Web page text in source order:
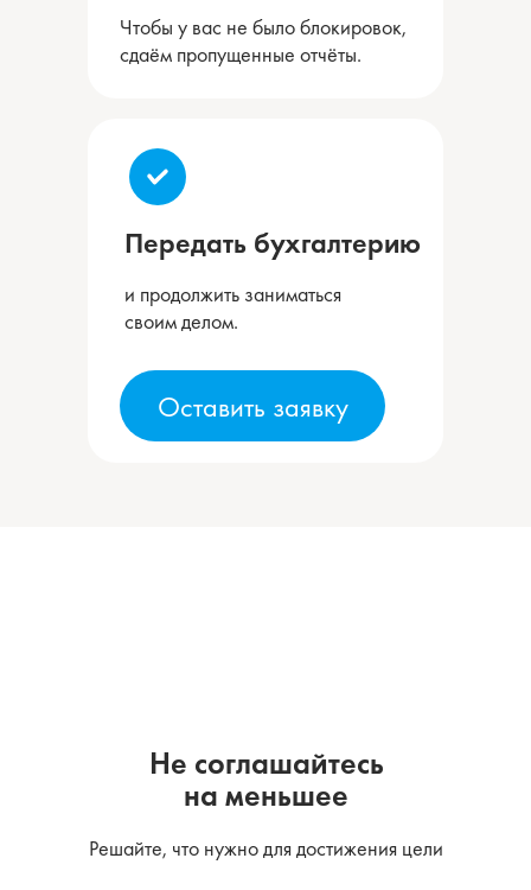
Чтобы у вас не было блокировок,
сдаём пропущенные отчёты.
Передать бухгалтерию
и продолжить заниматься
своим делом.
Оставить заявку
Не соглашайтесь
на меньшее
Решайте, что нужно для достижения цели